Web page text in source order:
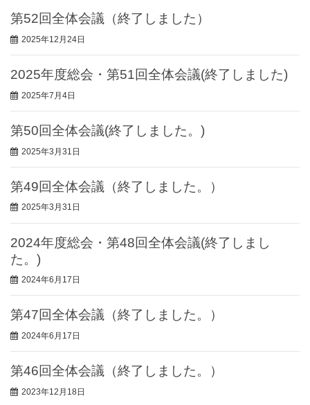
第52回全体会議（終了しました）
2025年12月24日
2025年度総会・第51回全体会議(終了しました)
2025年7月4日
第50回全体会議(終了しました。)
2025年3月31日
第49回全体会議（終了しました。）
2025年3月31日
2024年度総会・第48回全体会議(終了しまし
た。)
2024年6月17日
第47回全体会議（終了しました。）
2024年6月17日
第46回全体会議（終了しました。）
2023年12月18日